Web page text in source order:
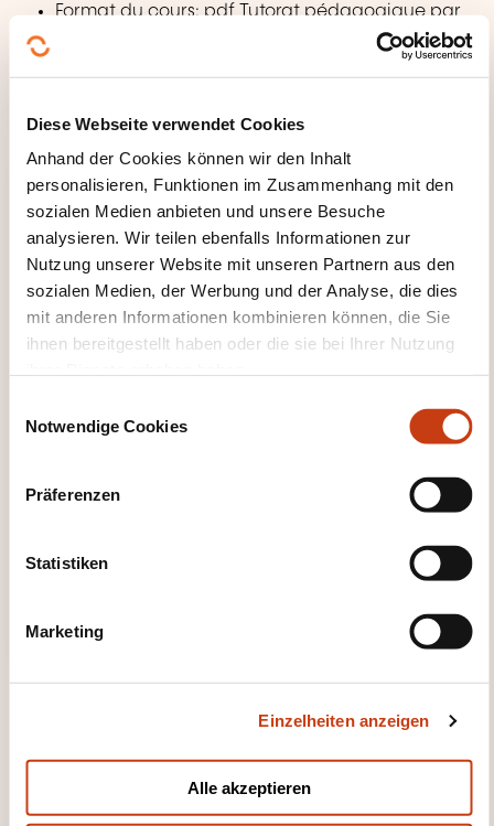
Diese Webseite verwendet Cookies
Anhand der Cookies können wir den Inhalt
personalisieren, Funktionen im Zusammenhang mit den
sozialen Medien anbieten und unsere Besuche
analysieren. Wir teilen ebenfalls Informationen zur
Nutzung unserer Website mit unseren Partnern aus den
sozialen Medien, der Werbung und der Analyse, die dies
mit anderen Informationen kombinieren können, die Sie
ihnen bereitgestellt haben oder die sie bei Ihrer Nutzung
Notwendige Cookies
Präferenzen
Statistiken
Marketing
Einzelheiten anzeigen
Alle akzeptieren
Format du cours: pdf Tutorat pédagogique par
Plateforme e-learning à accès PRIVÉ
WEITERBILDUNGSFELDER